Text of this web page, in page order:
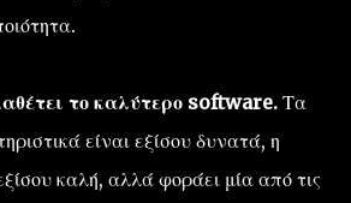
το καλύτερο software. Τα
είναι εξίσου δυνατά, η
καλή, αλλά φοράει μία από τις